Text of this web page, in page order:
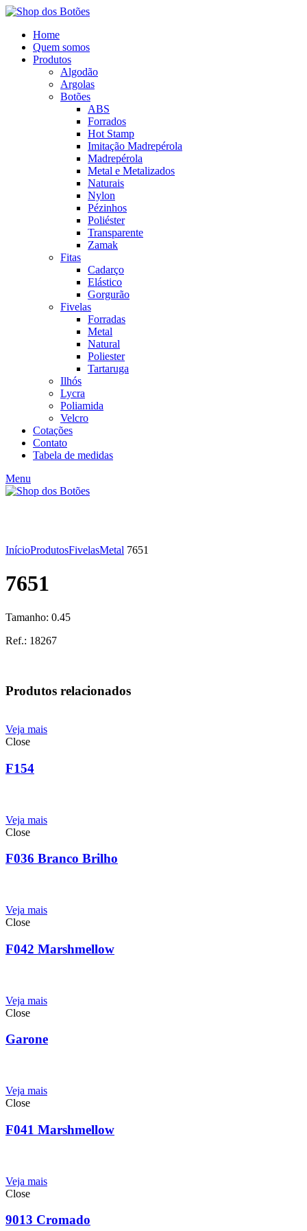
Home
Quem somos
Produtos
Algodão
Argolas
Botões
ABS
Forrados
Hot Stamp
Imitação Madrepérola
Madrepérola
Metal e Metalizados
Naturais
Nylon
Pézinhos
Poliéster
Transparente
Zamak
Fitas
Cadarço
Elástico
Gorgurão
Fivelas
Forradas
Metal
Natural
Poliester
Tartaruga
Ilhós
Lycra
Poliamida
Velcro
Cotações
Contato
Tabela de medidas
Menu
InícioProdutosFivelasMetal 7651
7651
Tamanho: 0.45
Ref.: 18267
Produtos relacionados
Veja mais
Close
F154
Veja mais
Close
F036 Branco Brilho
Veja mais
Close
F042 Marshmellow
Veja mais
Close
Garone
Veja mais
Close
F041 Marshmellow
Veja mais
Close
9013 Cromado